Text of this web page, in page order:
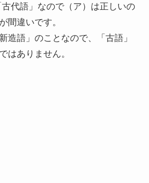
代語」なので（ア）は正しいの
間違いです。
造語」のことなので、「古語」
はありません。